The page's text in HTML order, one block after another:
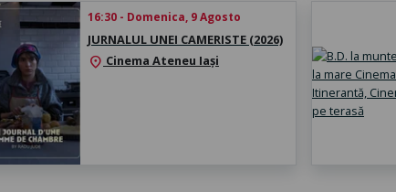
16:30 - Domenica, 9 Agosto
JURNALUL UNEI CAMERISTE (2026)
location_on Cinema Ateneu Iași